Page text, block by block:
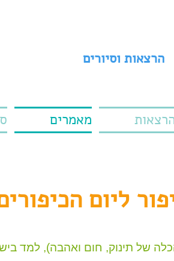
הרצאות וסיורים
מאמרים
ליום
של תינוק, חום ואהבה), למד